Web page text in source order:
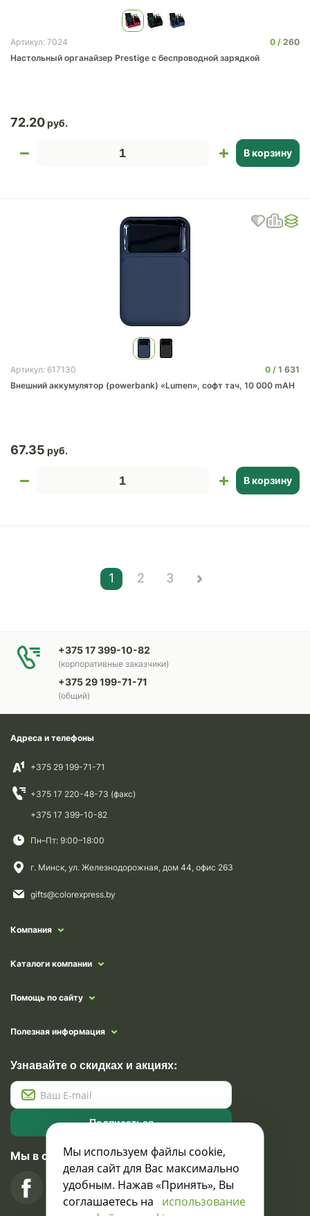
Артикул: 7024 0
260
Настольный органайзер Prestige c беспроводной зарядкой
72.20
В корзину
Артикул: 617130 0
1 631
Внешний аккумулятор (powerbank) «Lumen», софт тач, 10 000 mAH
67.35
В корзину
1 2 3
+375 17 399-10-82
(корпоративные заказчики)
+375 29 199-71-71
(общий)
Адреса и телефоны
+375 29 199-71-71
+375 17 220-48-73 (факс)
+375 17 399-10-82
Пн–Пт: 9:00–18:00
г. Минск, ул. Железнодорожная, дом 44, офис 263
gifts@colorexpress.by
Компания
Каталоги компании
Помощь по сайту
Полезная информация
Узнавайте о скидках и акциях:
Подписаться
Мы в социальных сетях
Мы используем файлы cookie,
делая сайт для Вас максимально
удобным. Нажав «Принять», Вы
соглашаетесь на использование